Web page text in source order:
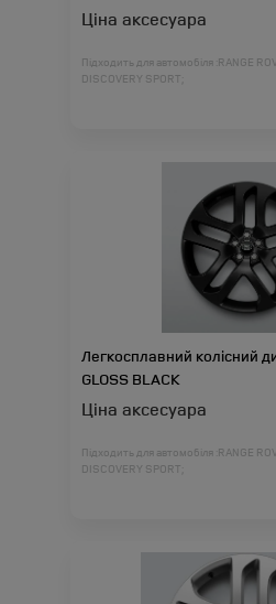
Ціна аксесуара
Підходить для автомобіля : RANGE
DISCOVERY SPORT;
Легкосплавний колісний
GLOSS BLACK
Ціна аксесуара
Підходить для автомобіля : RANGE
DISCOVERY SPORT;